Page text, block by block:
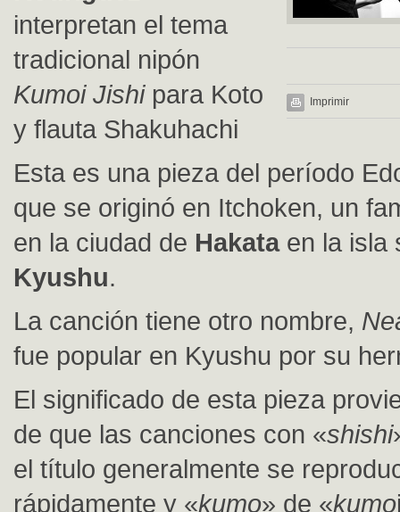
Imprimir
interpretan el tema
tradicional nipón
Kumoi Jishipara Koto
y flauta Shakuhachi
Esta es una pieza del período
que se originó en Itchoken, un
en la ciudad de Hakata en la isla
Kyushu.
La canción tiene otro nombre,
fue popular en Kyushu por su
El significado de esta pieza
de que las canciones con «shishi
el título generalmente se
rápidamente y «kumo» de «kumo